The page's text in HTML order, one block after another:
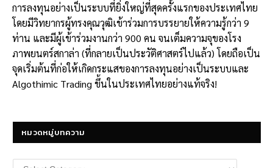
การลงทุนอย่างเป็นระบบที่ยิ่งใหญ่ที่สุดครั้งแรกของประเทศไทย
โดยมีวิทยากรผู้ทรงคุณวุฒิเข้าร่วมการบรรยายให้ความรู้กว่า 9
ท่าน และมีผู้เข้าร่วมงานกว่า 900 คน จนเต็มความจุของโรง
ภาพยนตร์สกาล่า (ที่กลายเป็นประวัติศาสตร์ไปแล้ว) โดยถือเป็น
จุดเริ่มต้นที่ก่อให้เกิดกระแสของการลงทุนอย่างเป็นระบบและ
Algothimic Trading ขึ้นในประเทศไทยอย่างแท้จริง!
หมวดหมู่บทความ
หมวด